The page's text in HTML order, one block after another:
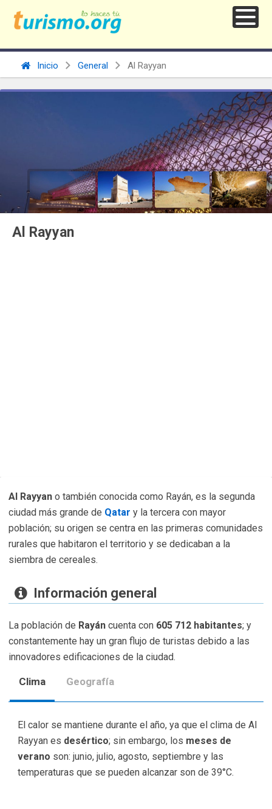
Inicio General Al Rayyan
Al Rayyan
Al Rayyan o también conocida como Rayán, es la segunda
ciudad más grande de Qatar y la tercera con mayor
población; su origen se centra en las primeras comunidades
rurales que habitaron el territorio y se dedicaban a la
siembra de cereales.
Información general
La población de Rayán cuenta con 605 712 habitantes; y
constantemente hay un gran flujo de turistas debido a las
innovadores edificaciones de la ciudad.
Clima Geografía
El calor se mantiene durante el año, ya que el clima de Al
Rayyan es desértico; sin embargo, los meses de
verano son: junio, julio, agosto, septiembre y las
temperaturas que se pueden alcanzar son de 39°C.